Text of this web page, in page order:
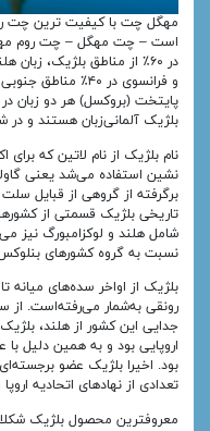
مهگل چت با کیفیت ترین چت
است – چت مهگل – چت روم
در ۶۰٪ از مناطق بلژیک،
و فرانسوی در ۴۰٪
بلژیک آلمانی‌زبان هستند و
نام بلژیک از نام لاتین که
نشین استفاده می‌شد یعنی
برگرفته از گروهی از قبایل
تاریخی بلژیک قسمتی از
شامل هلند و لوکزامبورگ نیز
نسبت به گروه کشورهای
بلژیک از اواخر سده‌های میانه
جدایی این کشور از هلند،
اروپایی بود و به همین دلیل
بود. اخیرا بلژیک عضو برجسته‌ای
تعدادی از نهادهای اتحادیه
معروفترین محصول بلژیک